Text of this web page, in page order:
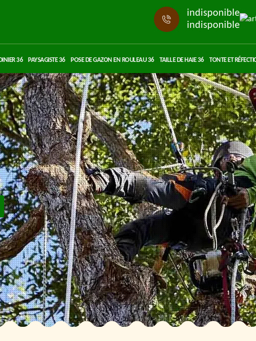
indisponible
indisponible
36 PAYSAGISTE 36 POSE DE GAZON EN ROULEAU 36 TAILLE DE HAIE 36 TONTE ET